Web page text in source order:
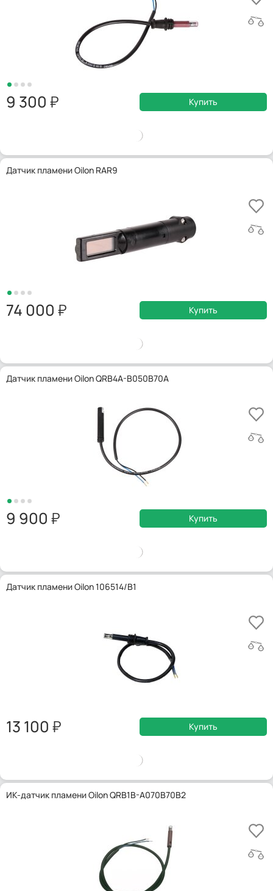
9 300 Купить
Датчик пламени Oilon RAR9
74 000 Купить
Датчик пламени Oilon QRB4A-B050B70A
9 900 Купить
Датчик пламени Oilon 106514/B1
13 100 Купить
ИК-датчик пламени Oilon QRB1B-A070B70B2